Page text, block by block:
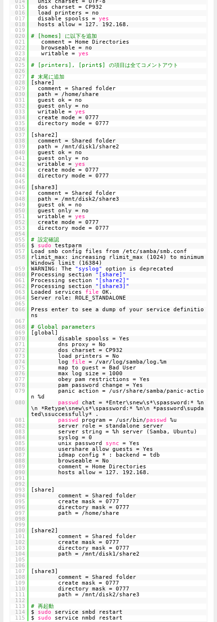
014
unix charset = UTF-8
015
dos charset = CP932
016
load printers = no
017
disable spoolss =yes
018
hosts allow = 127. 192.168.
019
020
# [homes] に以下を追加
021
comment = Home Directories
022
browseable = no
023
writable =yes
024
025
# [printers], [print$] の項目は全てコメントアウト
026
027
# 末尾に追加
028
[share]
029
comment = Shared folder
030
path = /home/share
031
guest ok = no
032
guest only = no
033
writable =yes
034
create mode = 0777
035
directory mode = 0777
036
037
[share2]
038
comment = Shared folder
039
path = /mnt/disk1/share2
040
guest ok = no
041
guest only = no
042
writable =yes
043
create mode = 0777
044
directory mode = 0777
045
046
[share3]
047
comment = Shared folder
048
path = /mnt/disk2/share3
049
guest ok = no
050
guest only = no
051
writable =yes
052
create mode = 0777
053
directory mode = 0777
054
055
# 設定確認
056
$ sudo
testparm
057
Load smb config files from /etc/samba/smb.conf
058
rlimit_max: increasing rlimit_max (1024) to minimum
Windows limit (16384)
059
WARNING: The "syslog"
option is deprecated
060
Processing section "[share]"
061
Processing section "[share2]"
062
Processing section "[share3]"
063
Loaded services file
OK.
064
Server role: ROLE_STANDALONE
065
066
Press enter to see a dump of your service definitio
ns
067
068
# Global parameters
069
[global]
070
disable spoolss = Yes
071
dns proxy = No
072
dos charset = CP932
073
load printers = No
074
log file
= /var/log/samba/log.%m
075
map to guest = Bad User
076
max log size = 1000
077
obey pam restrictions = Yes
078
pam password change = Yes
079
panic action = /usr/share/samba/panic-actio
n %d
080
passwd
chat = *Enter\snew\s*\spassword:* %n
\n *Retype\snew\s*\spassword:* %n\n *password\supda
ted\ssuccessfully* .
081
passwd program = /usr/bin/passwd
%u
082
server role = standalone server
083
server string = %h server (Samba, Ubuntu)
084
syslog = 0
085
unix password sync
= Yes
086
usershare allow guests = Yes
087
idmap config * : backend = tdb
088
browseable = No
089
comment = Home Directories
090
hosts allow = 127. 192.168.
091
092
093
[share]
094
comment = Shared folder
095
create mask = 0777
096
directory mask = 0777
097
path = /home/share
098
099
100
[share2]
101
comment = Shared folder
102
create mask = 0777
103
directory mask = 0777
104
path = /mnt/disk1/share2
105
106
107
[share3]
108
comment = Shared folder
109
create mask = 0777
110
directory mask = 0777
111
path = /mnt/disk2/share3
112
113
# 再起動
114
$ sudo
service smbd restart
115
$ sudo service nmbd restart